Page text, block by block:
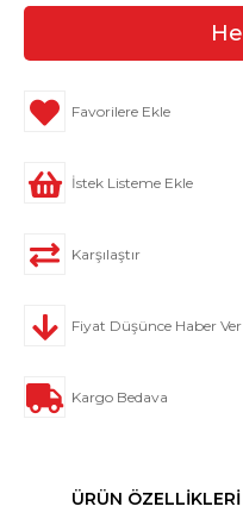
Favorilere Ekle
İstek Listeme Ekle
Karşılaştır
Fiyat Düşünce Haber Ver
Kargo Bedava
ÜRÜN ÖZELLIKLERI